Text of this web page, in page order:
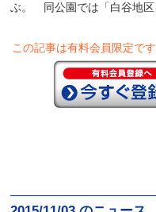
ぶ。 同公園では「白谷地区
この記事は有料会員限定です